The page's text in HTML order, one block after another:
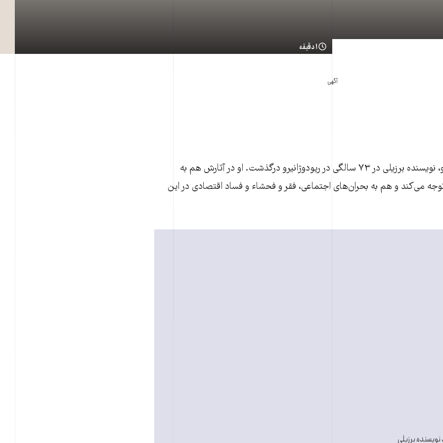
۱ دقیقه
آگهی
خوئائو اوبالدو ریبیرو، نویسنده برزیلی در ۷۳ سالگی در ریودوژانیرو درگذشت. او در آثارش هم به
می‌کند و هم به بحران‌های اجتماعی، فقر و فحشاء و فساد اقتصادی در این
نویسنده برزیلی